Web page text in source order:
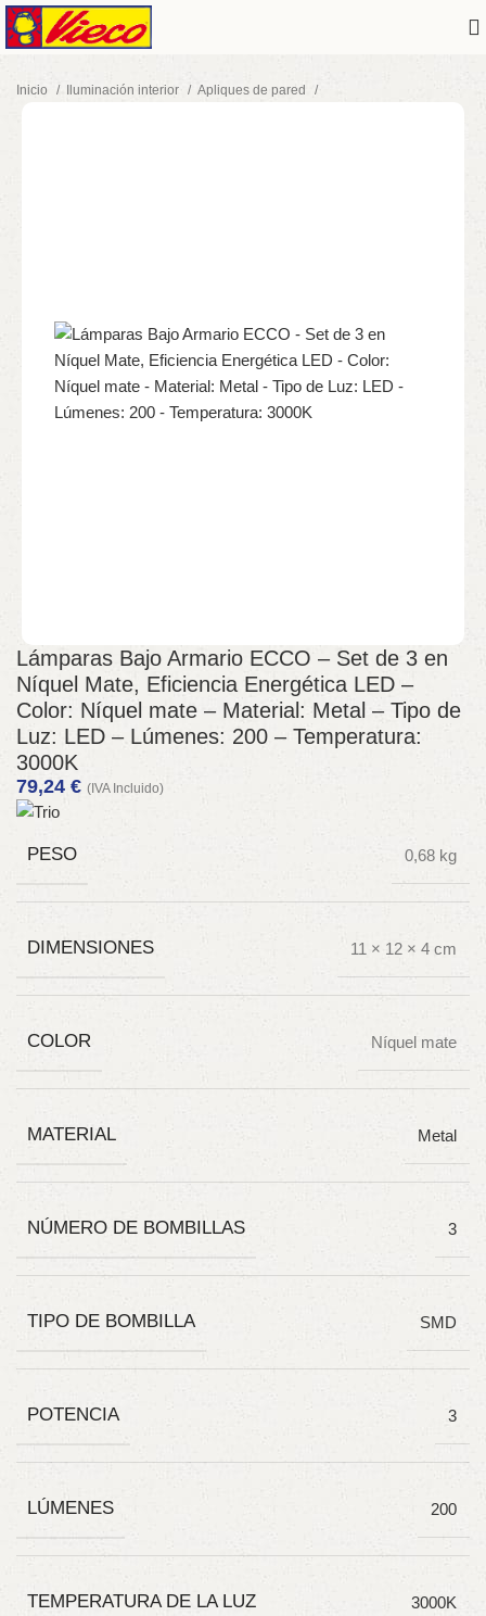
Inicio Iluminación interior Apliques de pared
Lámparas Bajo Armario ECCO – Set de 3 en
Níquel Mate, Eficiencia Energética LED –
Color: Níquel mate – Material: Metal – Tipo de
Luz: LED – Lúmenes: 200 – Temperatura:
3000K
79,24 € (IVA Incluido)
PESO 0,68 kg
DIMENSIONES 11 × 12 × 4 cm
COLOR Níquel mate
MATERIAL Metal
NÚMERO DE BOMBILLAS 3
TIPO DE BOMBILLA SMD
POTENCIA 3
LÚMENES 200
TEMPERATURA DE LA LUZ 3000K